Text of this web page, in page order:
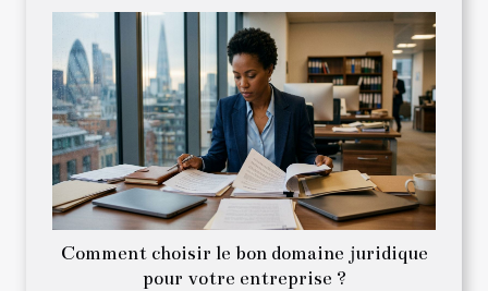
Comment choisir le bon domaine juridique
pour votre entreprise ?